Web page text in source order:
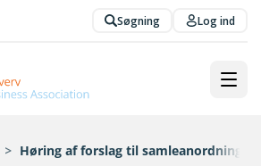
Søgning Log ind
> Høring af forslag til samleanordning